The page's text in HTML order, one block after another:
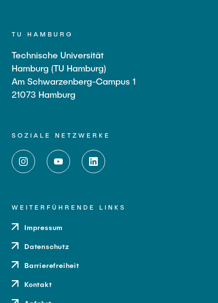
TU HAMBURG
Technische Universität
Hamburg (TU Hamburg)
Am Schwarzenberg-Campus 1
21073 Hamburg
SOZIALE NETZWERKE
WEITERFÜHRENDE LINKS
Impressum
Datenschutz
Barrierefreiheit
Kontakt